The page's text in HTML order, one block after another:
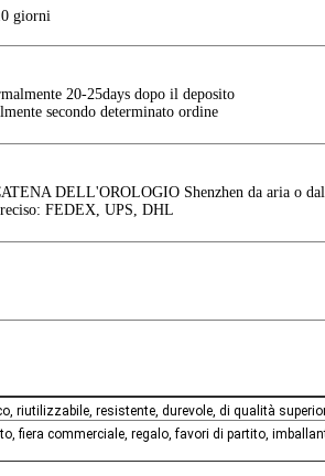
giorni
20-25days dopo il deposito
secondo determinato ordine
DELL'OROLOGIO Shenzhen da aria o
FEDEX, UPS, DHL
riutilizzabile, resistente, durevole, di qualità
fiera commerciale, regalo, favori di partito,